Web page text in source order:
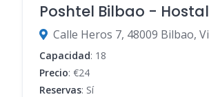
Poshtel Bilbao - Hostal
Capacidad: 18
Precio: €24
Reservas: Sí